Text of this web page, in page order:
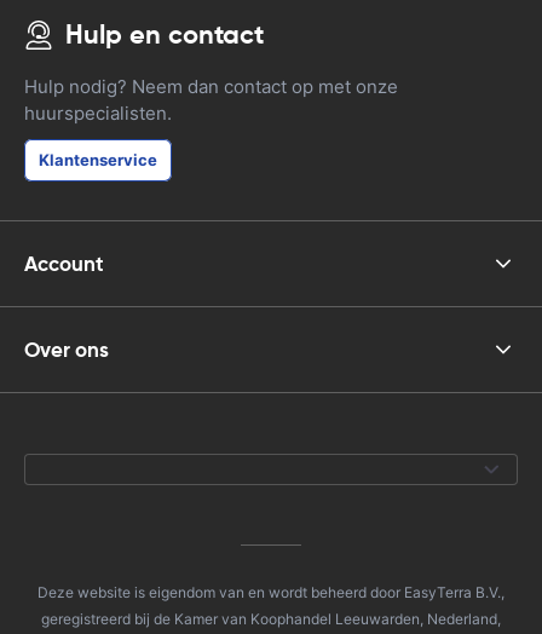
Hulp en contact
Hulp nodig? Neem dan contact op met onze
huurspecialisten.
Klantenservice
Account
Over ons
Deze website is eigendom van en wordt beheerd door EasyTerra B.V.,
geregistreerd bij de Kamer van Koophandel Leeuwarden, Nederland,